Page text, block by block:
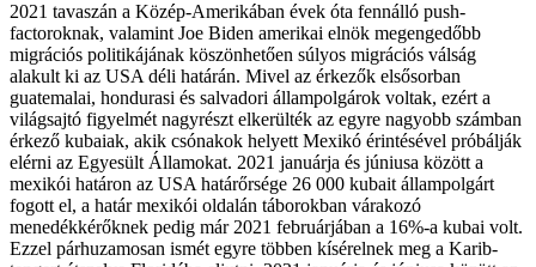
2021 tavaszán a Közép-Amerikában évek óta fennálló push-
factoroknak, valamint Joe Biden amerikai elnök megengedőbb
migrációs politikájának köszönhetően súlyos migrációs válság
alakult ki az USA déli határán. Mivel az érkezők elsősorban
guatemalai, hondurasi és salvadori állampolgárok voltak, ezért a
világsajtó figyelmét nagyrészt elkerülték az egyre nagyobb számban
érkező kubaiak, akik csónakok helyett Mexikó érintésével próbálják
elérni az Egyesült Államokat. 2021 januárja és júniusa között a
mexikói határon az USA határőrsége 26 000 kubait állampolgárt
fogott el, a határ mexikói oldalán táborokban várakozó
menedékkérőknek pedig már 2021 februárjában a 16%-a kubai volt.
Ezzel párhuzamosan ismét egyre többen kísérelnek meg a Karib-